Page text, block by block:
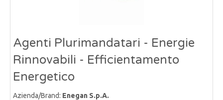
Agenti Plurimandatari - Energie
Rinnovabili - Efficientamento
Energetico
Azienda/Brand: Enegan S.p.A.